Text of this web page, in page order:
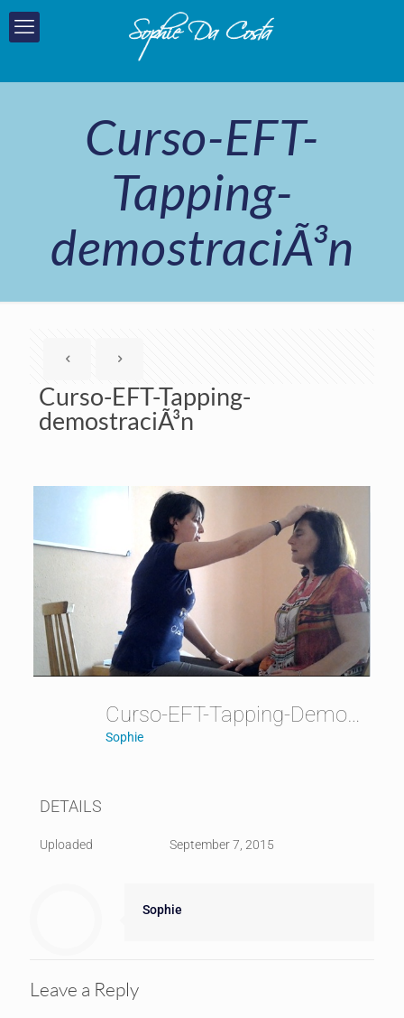
Curso-EFT-
Tapping-
demostraciÃ³n
Curso-EFT-Tapping-
demostraciÃ³n
Curso-EFT-Tapping-DemostraciÃ³n
Sophie
DETAILS
Uploaded September 7, 2015
Sophie
Leave a Reply